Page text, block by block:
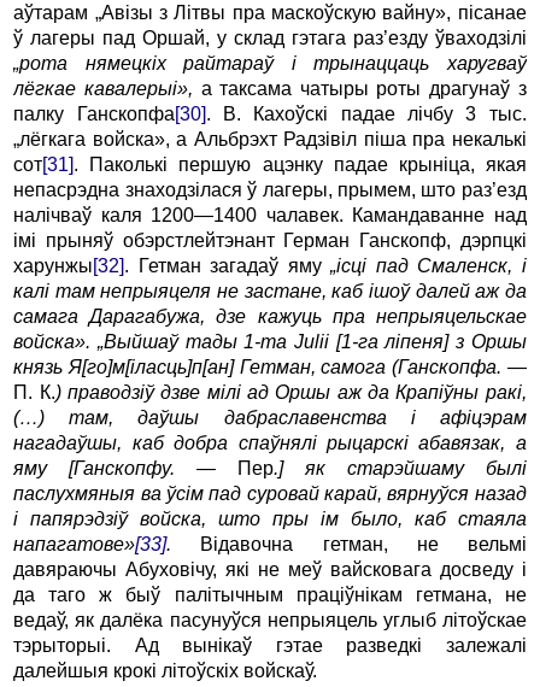
аўтарам „Авізы з Літвы пра маскоўскую вайну», пісанае
ў лагеры пад Оршай, у склад гэтага раз’езду ўваходзілі
„рота нямецкіх райтараў і трынаццаць харугваў
лёгкае кавалерыі», а таксама чатыры роты драгунаў з
палку Ганскопфа[30]. В. Кахоўскі падае лічбу 3 тыс.
„лёгкага войска», а Альбрэхт Радзівіл піша пра некалькі
сот[31]. Паколькі першую ацэнку падае крыніца, якая
непасрэдна знаходзілася ў лагеры, прымем, што раз’езд
налічваў каля 1200—1400 чалавек. Камандаванне над
імі прыняў обэрстлейтэнант Герман Ганскопф, дэрпцкі
харунжы[32]. Гетман загадаў яму„ісці пад Смаленск, і
калі там непрыяцеля не застане, каб ішоў далей аж да
самага Дарагабужа, дзе кажуць пра непрыяцельскае
войска». „Выйшаў тады 1-ma Julii [1-га ліпеня] з Оршы
князь Я[го]м[іласць]п[ан] Гетман, самога (Ганскопфа. —
П. К.) праводзіў дзве мілі ад Оршы аж да Крапіўны ракі,
(…) там, даўшы дабраславенства і афіцэрам
нагадаўшы, каб добра спаўнялі рыцарскі абавязак, а
яму [Ганскопфу. —
Пер.] як старэйшаму былі
паслухмяныя ва ўсім пад суровай карай, вярнуўся назад
і папярэдзіў войска, што пры ім было, каб стаяла
напагатове»[33]. Відавочна гетман, не вельмі
давяраючы Абуховічу, які не меў вайсковага досведу і
да таго ж быў палітычным праціўнікам гетмана, не
ведаў, як далёка пасунуўся непрыяцель углыб літоўскае
тэрыторыі. Ад вынікаў гэтае разведкі залежалі
далейшыя крокі літоўскіх войскаў.